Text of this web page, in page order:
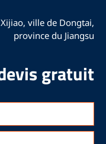
ville de Dongtai,
province du Jiangsu
gratuit